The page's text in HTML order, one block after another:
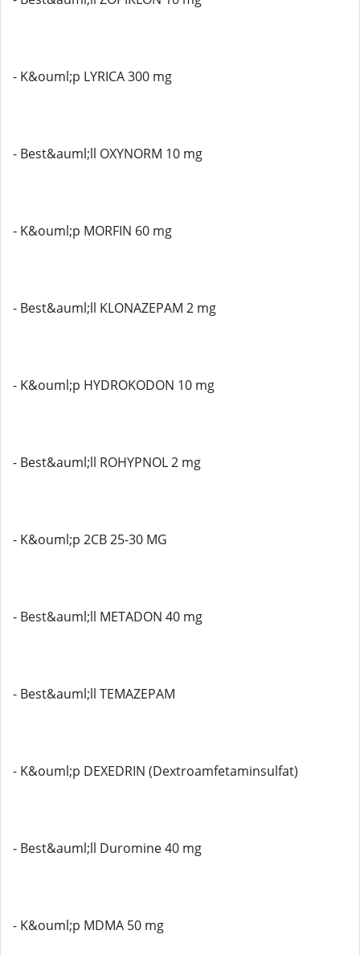
- K&ouml;p LYRICA 300 mg
- Best&auml;ll OXYNORM 10 mg
- K&ouml;p MORFIN 60 mg
- Best&auml;ll KLONAZEPAM 2 mg
- K&ouml;p HYDROKODON 10 mg
- Best&auml;ll ROHYPNOL 2 mg
- K&ouml;p 2CB 25-30 MG
- Best&auml;ll METADON 40 mg
- Best&auml;ll TEMAZEPAM
- K&ouml;p DEXEDRIN (Dextroamfetaminsulfat)
- Best&auml;ll Duromine 40 mg
- K&ouml;p MDMA 50 mg